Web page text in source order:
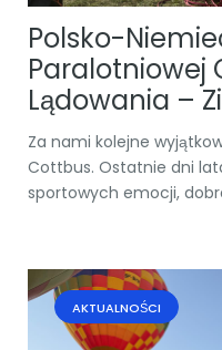
Polsko-
Paralotniowej
Lądowania –
Za nami kolejne
Cottbus. Ostatnie dni
sportowych emocji,
AKTUALNOŚCI